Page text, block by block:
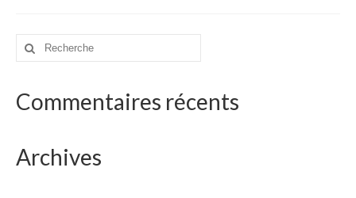
websites
contact
Rechercher
Commentaires récents
Archives